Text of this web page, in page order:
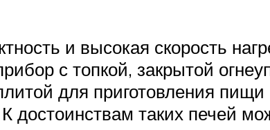
и высокая скорость
с топкой, закрытой
для приготовления
достоинствам таких печей